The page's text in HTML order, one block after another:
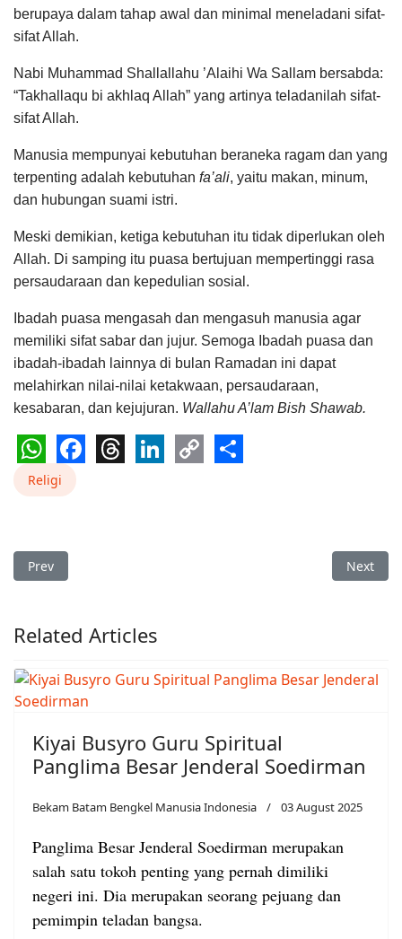
berupaya dalam tahap awal dan minimal meneladani sifat-
sifat Allah.
Nabi Muhammad Shallallahu ’Alaihi Wa Sallam bersabda:
“Takhallaqu bi akhlaq Allah” yang artinya teladanilah sifat-
sifat Allah.
Manusia mempunyai kebutuhan beraneka ragam dan yang
terpenting adalah kebutuhan fa’ali, yaitu makan, minum,
dan hubungan suami istri.
Meski demikian, ketiga kebutuhan itu tidak diperlukan oleh
Allah. Di samping itu puasa bertujuan mempertinggi rasa
persaudaraan dan kepedulian sosial.
Ibadah puasa mengasah dan mengasuh manusia agar
memiliki sifat sabar dan jujur. Semoga Ibadah puasa dan
ibadah-ibadah lainnya di bulan Ramadan ini dapat
melahirkan nilai-nilai ketakwaan, persaudaraan,
kesabaran, dan kejujuran. Wallahu A’lam Bish Shawab.
WhatsApp
Facebook
Religi
Previous article: Ramadan Ke-2: Keutamaan Beramal Saat
Prev Next
Next
Related Articles
Kiyai Busyro Guru Spiritual
Panglima Besar Jenderal Soedirman
Bekam Batam Bengkel Manusia Indonesia 03 August 2025
Panglima Besar Jenderal Soedirman merupakan
salah satu tokoh penting yang pernah dimiliki
negeri ini. Dia merupakan seorang pejuang dan
pemimpin teladan bangsa.